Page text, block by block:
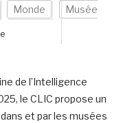
Monde Musée
de l’Intelligence
le CLIC propose un
et par les musées